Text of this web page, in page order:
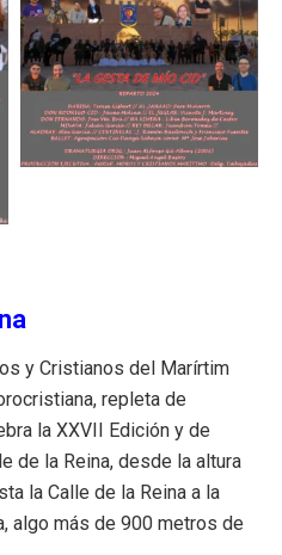
y Cristianos del Marírtim
repleta de
la XXVII Edición y de
de la Reina, desde la altura
la Calle de la Reina a la
algo más de 900 metros de